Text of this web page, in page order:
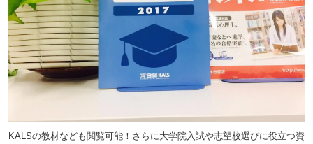
KALSの教材なども閲覧可能！さらに大学院入試や志望校選びに役立つ資